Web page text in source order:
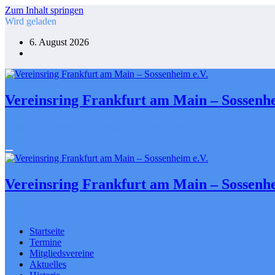
Zum Inhalt springen
Wird geladen
6. August 2026
Vereinsring Frankfurt am Main –
Vereinsring Frankfurt am Main –
Startseite
Termine
Mitgliedsvereine
Aktuelles